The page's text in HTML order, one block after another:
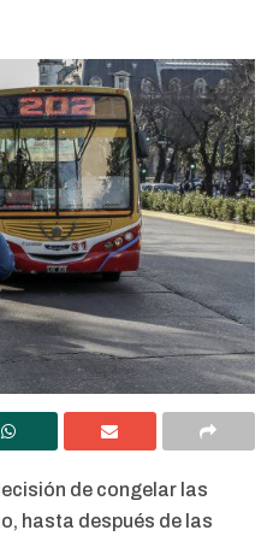
de congelar las
hasta después de las